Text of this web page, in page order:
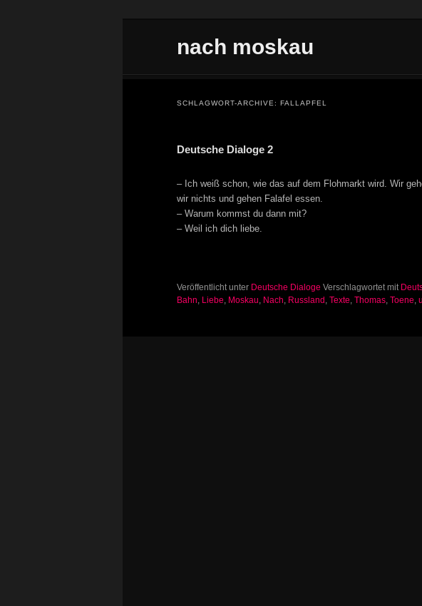
nach moskau
SCHLAGWORT-ARCHIVE: FALLAPFEL
Deutsche Dialoge 2
– Ich weiß schon, wie das auf dem Flohmarkt wird. Wir
wir nichts und gehen Falafel essen.
– Warum kommst du dann mit?
– Weil ich dich liebe.
Veröffentlicht unter Deutsche Dialoge Verschlagwortet mit
Bahn, Liebe, Moskau, Nach, Russland , Texte, Thomas, Toene,